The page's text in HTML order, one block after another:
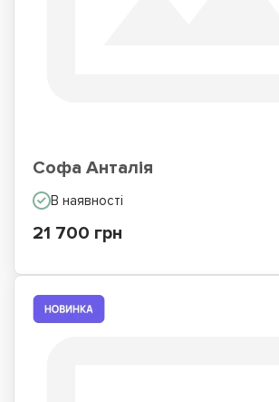
Софа Анталія
В наявності
21 700 грн